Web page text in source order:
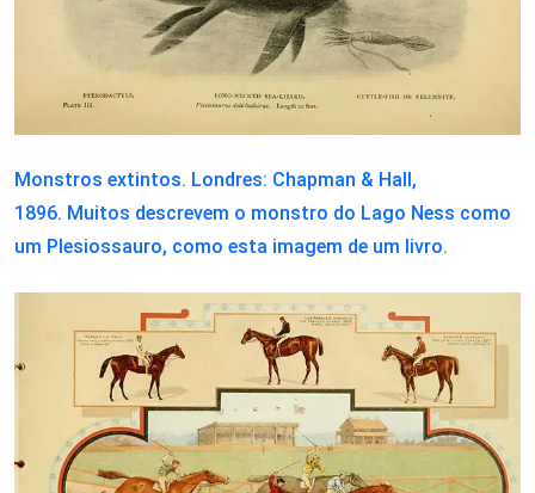
Monstros extintos. Londres: Chapman & Hall,
1896. Muitos descrevem o monstro do Lago Ness como
um Plesiossauro, como esta imagem de um livro.